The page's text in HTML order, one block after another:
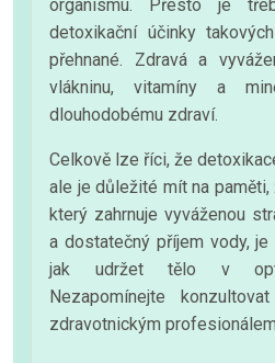
organismu. Přesto je
detoxikační účinky
přehnané. Zdravá a
vlákninu, vitamíny a
dlouhodobému zdraví.
Celkově lze říci, že
ale je důležité mít na
který zahrnuje vyváženou
a dostatečný příjem vody,
jak udržet tělo v
Nezapomínejte
zdravotnickým